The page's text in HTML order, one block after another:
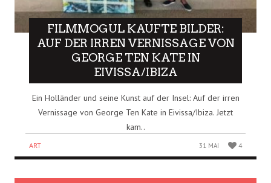
FILMMOGUL KAUFTE BILDER:
AUF DER IRREN VERNISSAGE VON
GEORGE TEN KATE IN
EIVISSA/IBIZA
Ein Holländer und seine Kunst auf der Insel: Auf der irren
Vernissage von George Ten Kate in Eivissa/Ibiza. Jetzt
kam..
ART 31 MAI 4